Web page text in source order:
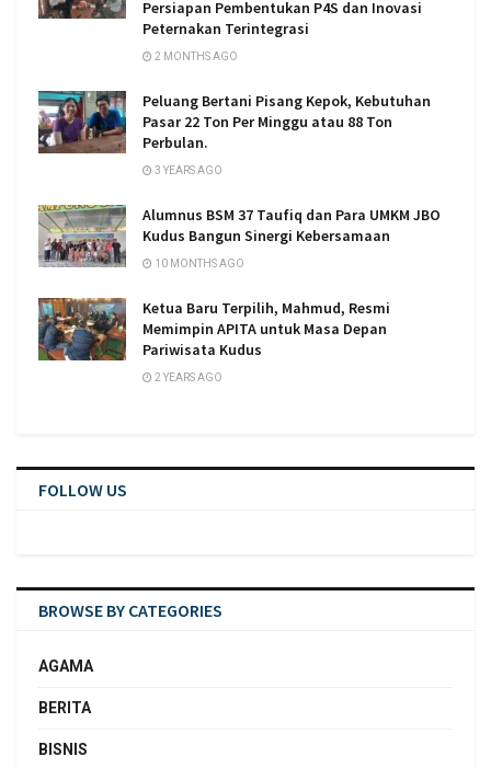
Persiapan Pembentukan P4S dan Inovasi
Peternakan Terintegrasi
2 MONTHS AGO
Peluang Bertani Pisang Kepok, Kebutuhan
Pasar 22 Ton Per Minggu atau 88 Ton
Perbulan.
3 YEARS AGO
Alumnus BSM 37 Taufiq dan Para UMKM JBO
Kudus Bangun Sinergi Kebersamaan
10 MONTHS AGO
Ketua Baru Terpilih, Mahmud, Resmi
Memimpin APITA untuk Masa Depan
Pariwisata Kudus
2 YEARS AGO
FOLLOW US
BROWSE BY CATEGORIES
AGAMA
BERITA
BISNIS